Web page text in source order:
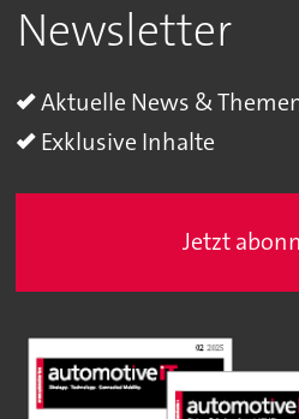
Newsletter
Aktuelle News &
Exklusive Inhalte
Jetzt